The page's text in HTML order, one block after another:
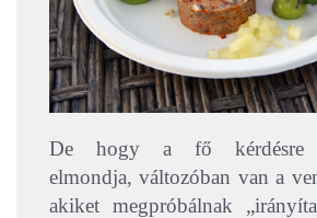
De hogy a fő kérdésre
elmondja, változóban van a
akiket megpróbálnak